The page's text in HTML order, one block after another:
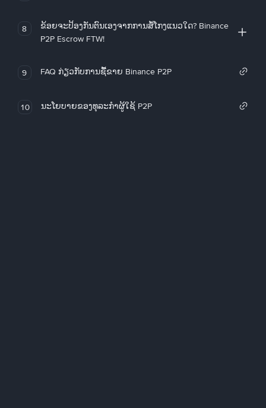
8
ຂ້ອຍຈະປ້ອງກັນຕົນເອງຈາກການສໍ້ໂກງແນວໃດ? Binance
P2P Escrow FTW!
9 FAQ ກ່ຽວກັບການຊື້ຂາຍ Binance P2P
10 ນະໂຍບາຍຂອງທຸລະກໍາຜູ້ໃຊ້ P2P